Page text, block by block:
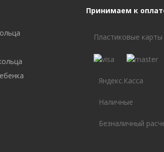
Принимаем к
Пластиковые карты
Яндекс.Касса
Наличные
Безналичный